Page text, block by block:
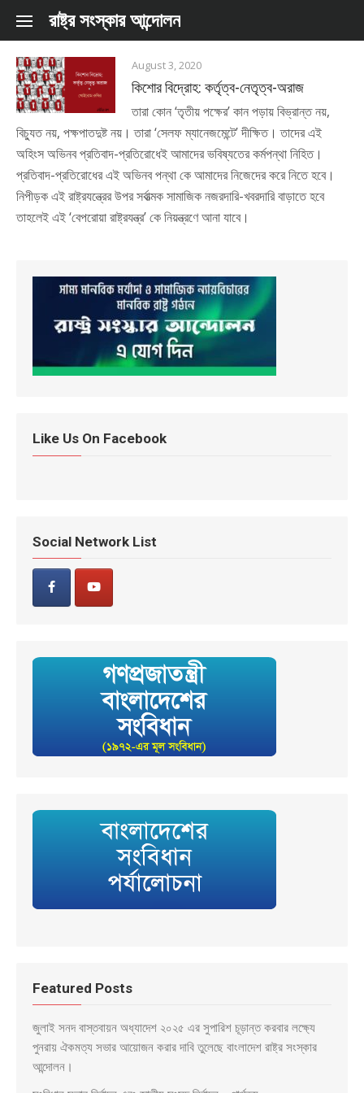
Skip to content
রাষ্ট্র সংস্কার আন্দোলন
August 3, 2020
কিশোর বিদ্রোহ: কর্তৃত্ব-নেতৃত্ব-অরাজ
তারা কোন ‘তৃতীয় পক্ষের’ কান পড়ায় বিভ্রান্ত নয়,
বিচ্যুত নয়, পক্ষপাতদুষ্ট নয়। তারা ‘সেলফ ম্যানেজমেন্টে’ দীক্ষিত। তাদের এই
অহিংস অভিনব প্রতিবাদ-প্রতিরোধেই আমাদের ভবিষ্যতের কর্মপন্থা নিহিত।
প্রতিবাদ-প্রতিরোধের এই অভিনব পন্থা কে আমাদের নিজেদের করে নিতে হবে।
নিপীড়ক এই রাষ্ট্রযন্ত্রের উপর সর্বাত্মক সামাজিক নজরদারি-খবরদারি বাড়াতে হবে
তাহলেই এই ‘বেপরোয়া রাষ্ট্রযন্ত্র’ কে নিয়ন্ত্রণে আনা যাবে।
Like Us On Facebook
Social Network List
Featured Posts
জুলাই সনদ বাস্তবায়ন অধ্যাদেশ ২০২৫ এর সুপারিশ চূড়ান্ত করবার লক্ষ্যে
পুনরায় ঐকমত্য সভার আয়োজন করার দাবি তুলেছে বাংলাদেশ রাষ্ট্র সংস্কার
আন্দোলন।